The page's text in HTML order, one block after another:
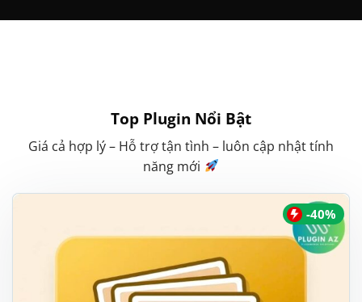
Top Plugin Nổi Bật
Giá cả hợp lý – Hỗ trợ tận tình – luôn cập nhật tính
năng mới
-40%